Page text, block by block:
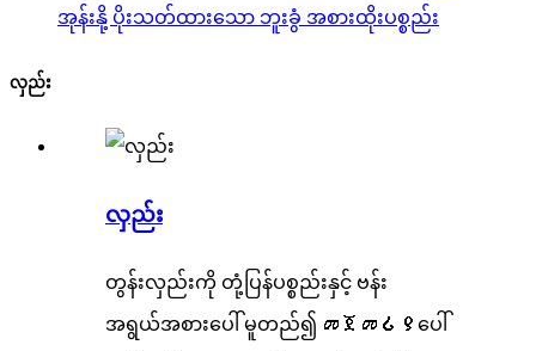
အုန်းနို့ ပိုးသတ်ထားသော ဘူးခွံ အစားထိုးပစ္စည်း
လှည်း
လှည်း
တွန်းလှည်းကို တုံ့ပြန်ပစ္စည်းနှင့် ဗန်း
အရွယ်အစားပေါ် မူတည်၍ መጀመሪያပေါ်